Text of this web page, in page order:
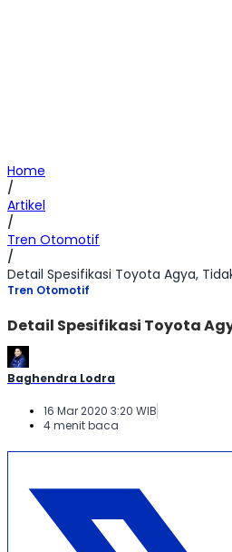
Home
/
Artikel
/
Tren Otomotif
/
Detail Spesifikasi Toyota Agya,
Tren Otomotif
Detail Spesifikasi Toyota
Baghendra Lodra
16 Mar 2020 3:20 WIB
4 menit baca